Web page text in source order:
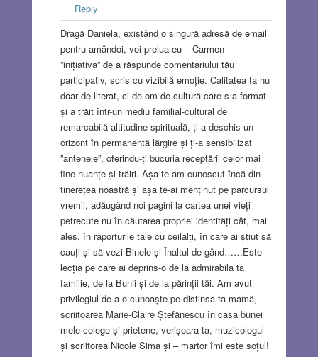
Reply
Dragă Daniela, existând o singură adresă de email
pentru amândoi, voi prelua eu – Carmen –
”inițiativa” de a răspunde comentariului tău
participativ, scris cu vizibilă emoție. Calitatea ta nu
doar de literat, ci de om de cultură care s-a format
și a trăit într-un mediu familial-cultural de
remarcabilă altitudine spirituală, ți-a deschis un
orizont în permanentă lărgire și ți-a sensibilizat
”antenele”, oferindu-ți bucuria receptării celor mai
fine nuanțe și trăiri. Așa te-am cunoscut încă din
tinerețea noastră și așa te-ai menținut pe parcursul
vremii, adăugând noi pagini la cartea unei vieți
petrecute nu în căutarea propriei identități cât, mai
ales, în raporturile tale cu ceilalți, în care ai știut să
cauți și să vezi Binele și Înaltul de gând……Este
lecția pe care ai deprins-o de la admirabila ta
familie, de la Bunii și de la părinții tăi. Am avut
privilegiul de a o cunoaște pe distinsa ta mamă,
scriitoarea Marie-Claire Ștefănescu în casa bunei
mele colege și prietene, verișoara ta, muzicologul
și scriitorea Nicole Sima și – martor îmi este soțul!